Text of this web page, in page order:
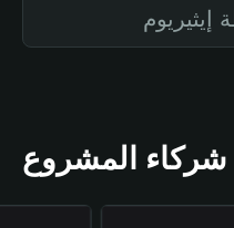
شركاء المشروع